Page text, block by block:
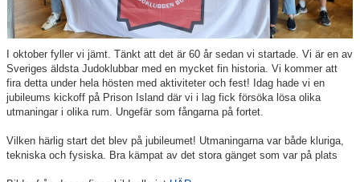
Frågor och svar
Resultatbörs
Kontakt
Profilkläder
I oktober fyller vi jämt. Tänkt att det är 60 år sedan vi startade. Vi är en av
Sveriges äldsta Judoklubbar med en mycket fin historia. Vi kommer att
fira detta under hela hösten med aktiviteter och fest! Idag hade vi en
jubileums kickoff på Prison Island där vi i lag fick försöka lösa olika
utmaningar i olika rum. Ungefär som fångarna på fortet.
Vilken härlig start det blev på jubileumet! Utmaningarna var både kluriga,
tekniska och fysiska. Bra kämpat av det stora gänget som var på plats